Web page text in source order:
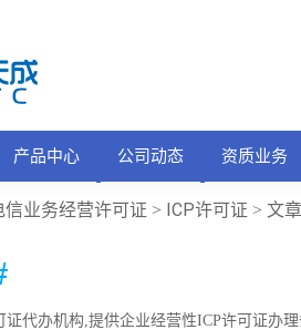
产品中心 公司动态 资质业务
信业务经营许可证 > ICP许可证 > 文
证代办机构,提供企业经营性ICP许可证办